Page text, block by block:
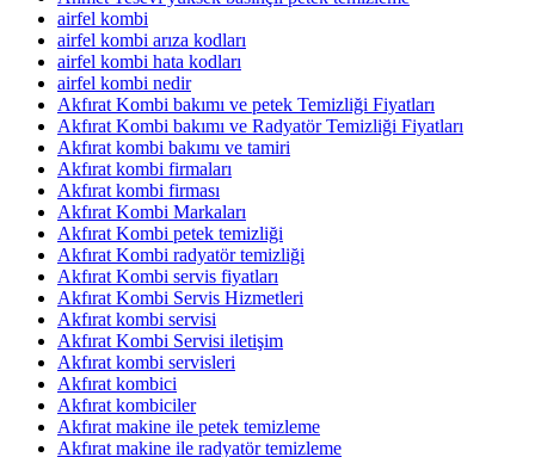
airfel kombi
airfel kombi arıza kodları
airfel kombi hata kodları
airfel kombi nedir
Akfırat Kombi bakımı ve petek Temizliği Fiyatları
Akfırat Kombi bakımı ve Radyatör Temizliği Fiyatları
Akfırat kombi bakımı ve tamiri
Akfırat kombi firmaları
Akfırat kombi firması
Akfırat Kombi Markaları
Akfırat Kombi petek temizliği
Akfırat Kombi radyatör temizliği
Akfırat Kombi servis fiyatları
Akfırat Kombi Servis Hizmetleri
Akfırat kombi servisi
Akfırat Kombi Servisi iletişim
Akfırat kombi servisleri
Akfırat kombici
Akfırat kombiciler
Akfırat makine ile petek temizleme
Akfırat makine ile radyatör temizleme